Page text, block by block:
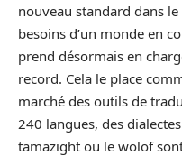
nouveau standard dans
besoins d’un monde en
prend désormais en
record. Cela le place
marché des outils de
240 langues, des
tamazight ou le wolof